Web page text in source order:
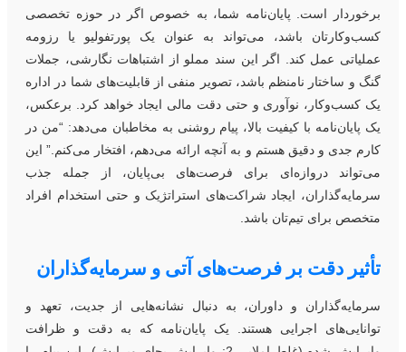
است. پایان‌نامه شما، به خصوص اگر در حوزه تخصصی
باشد، می‌تواند به عنوان یک پورتفولیو یا رزومه
عمل کند. اگر این سند مملو از اشتباهات نگارشی، جملات
و ساختار نامنظم باشد، تصویر منفی از قابلیت‌های شما در اداره
کسب‌و‌کار، نوآوری و حتی دقت مالی ایجاد خواهد کرد. برعکس،
پایان‌نامه با کیفیت بالا، پیام روشنی به مخاطبان می‌دهد: “من در
جدی و دقیق هستم و به آنچه ارائه می‌دهم، افتخار می‌کنم.” این
دروازه‌ای برای فرصت‌های بی‌پایان، از جمله جذب
ایجاد شراکت‌های استراتژیک و حتی استخدام افراد
برای تیم‌تان باشد.
دقت بر فرصت‌های آتی و سرمایه‌گذاران
و داوران، به دنبال نشانه‌هایی از جدیت، تعهد و
اجرایی هستند. یک پایان‌نامه که به دقت و ظرافت